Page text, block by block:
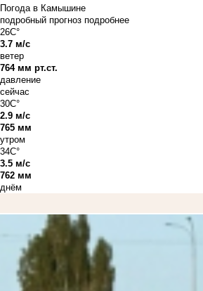
Погода в Камышине
подробный прогноз подробнее
26C°
3.7 м/с
ветер
764 мм рт.ст.
давление
сейчас
30C°
2.9 м/с
765 мм
утром
34C°
3.5 м/с
762 мм
днём